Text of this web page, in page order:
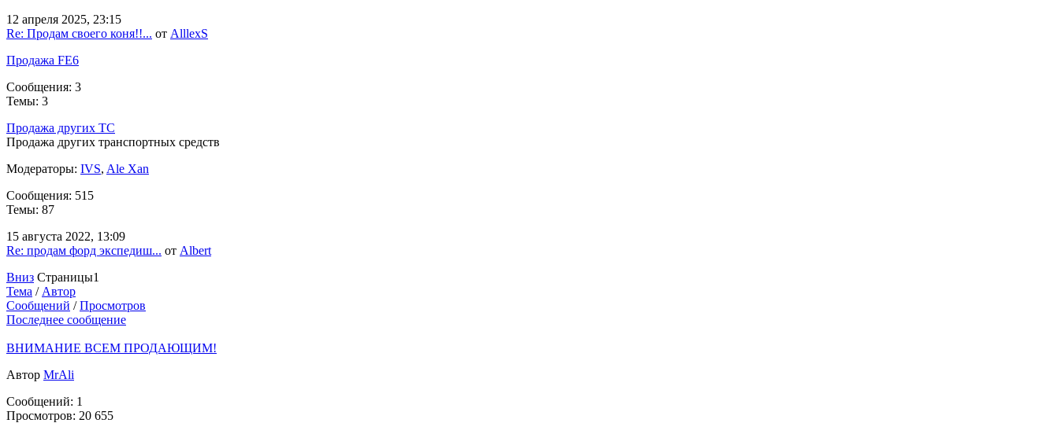
12 апреля 2025, 23:15
Re: Продам своего коня!!... от AlllexS
Продажа FE6
Сообщения: 3
Темы: 3
Продажа других ТС
Продажа других транспортных средств
Модераторы: IVS, Ale Xan
Сообщения: 515
Темы: 87
15 августа 2022, 13:09
Re: продам форд экспедиш... от Albert
Вниз Страницы1
Тема / Автор
Сообщений /Просмотров
Последнее сообщение
ВНИМАНИЕ ВСЕМ ПРОДАЮЩИМ!
Автор MrAli
Сообщений: 1
Просмотров: 20 655